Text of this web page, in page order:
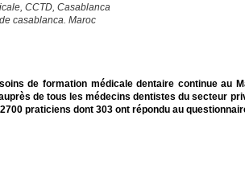
CCTD, Casablanca
casablanca. Maroc
de formation médicale dentaire continue au
de tous les médecins dentistes du secteur
praticiens dont 303 ont répondu au